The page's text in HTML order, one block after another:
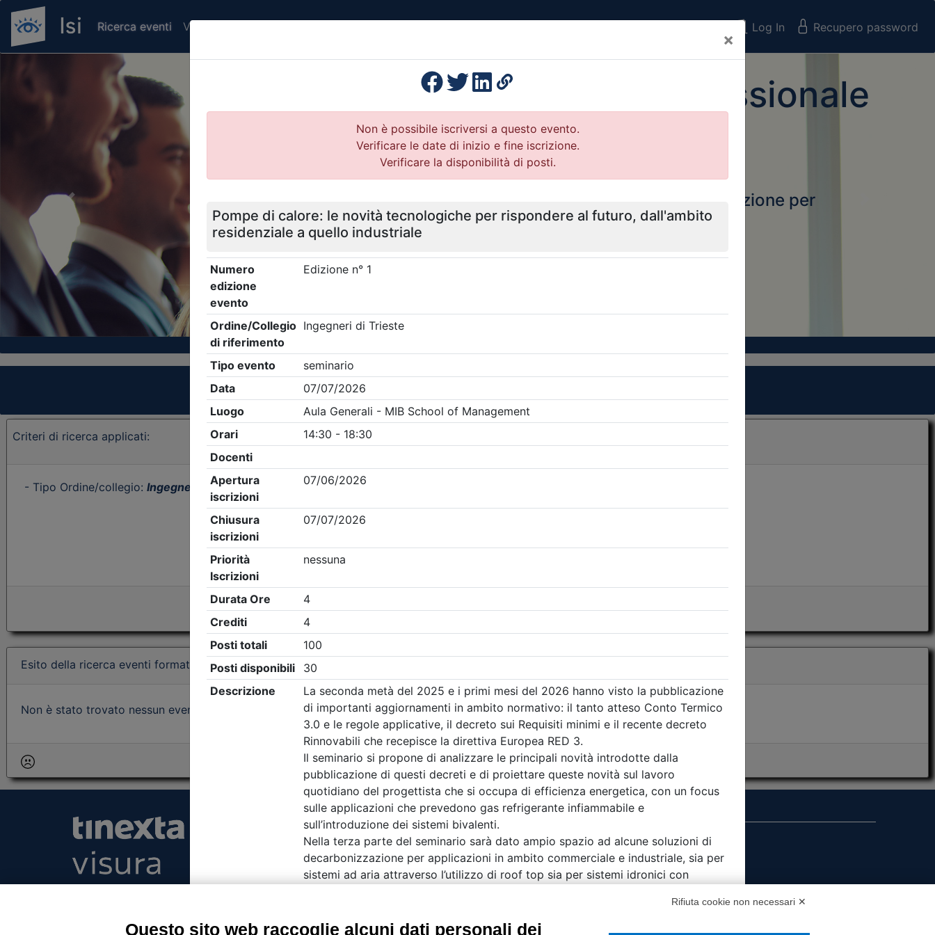
×
Ricerca eventi Verifica attestato di presenza Log In Recupero password
Formazione Professionale
Continua
Il portale della formazione per
Ordini e Collegi
Previous
Clicca qui - espandi la sezione dei filtri ricerca eventi
Criteri di ricerca applicati:
- Tipo Ordine/collegio: Ingegneri - Ordine:Trieste - Eventi in programma dal
Precedente 1 Successiva
Esito della ricerca eventi formativi
Non è stato trovato nessun evento formativo con i parametri di ricerca utilizzati
UTILITÀ
Recupero Password
Verifica attestato di presenza
POLICIES AND TERMS
Rifiuta cookie non necessari ✕
Questo sito web raccoglie alcuni dati personali dei